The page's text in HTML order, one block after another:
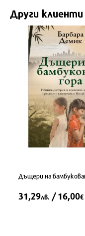
Други
Дъщери на
31,29лв. / 16,00€